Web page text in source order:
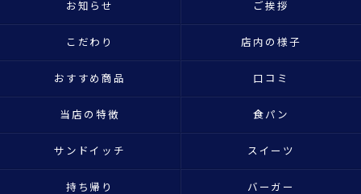
お知らせ ご挨拶
こだわり 店内の様子
おすすめ商品 口コミ
当店の特徴 食パン
サンドイッチ スイーツ
持ち帰り バーガー